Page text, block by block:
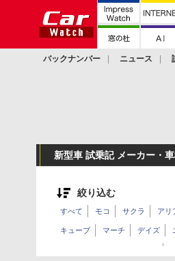
バックナンバー ニュース
新型車 試乗記 メーカー・
絞り込む
すべて モコ サクラ アリ
キューブ マーチ デイズ